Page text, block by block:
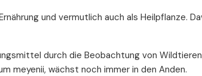
und vermutlich auch als Heilpflanze.
durch die Beobachtung von
meyenii, wächst noch immer in den Anden.